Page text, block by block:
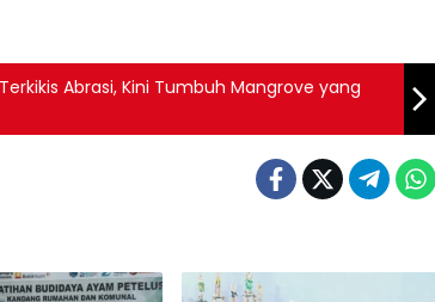
Abrasi, Kini Tumbuh Mangrove yang